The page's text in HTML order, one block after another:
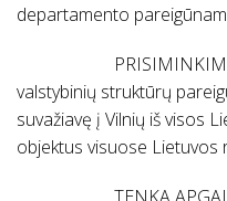
departamento
PRISIMINKIME,
valstybinių struktūrų
suvažiavę į Vilnių iš visos
objektus visuose Lietuvos